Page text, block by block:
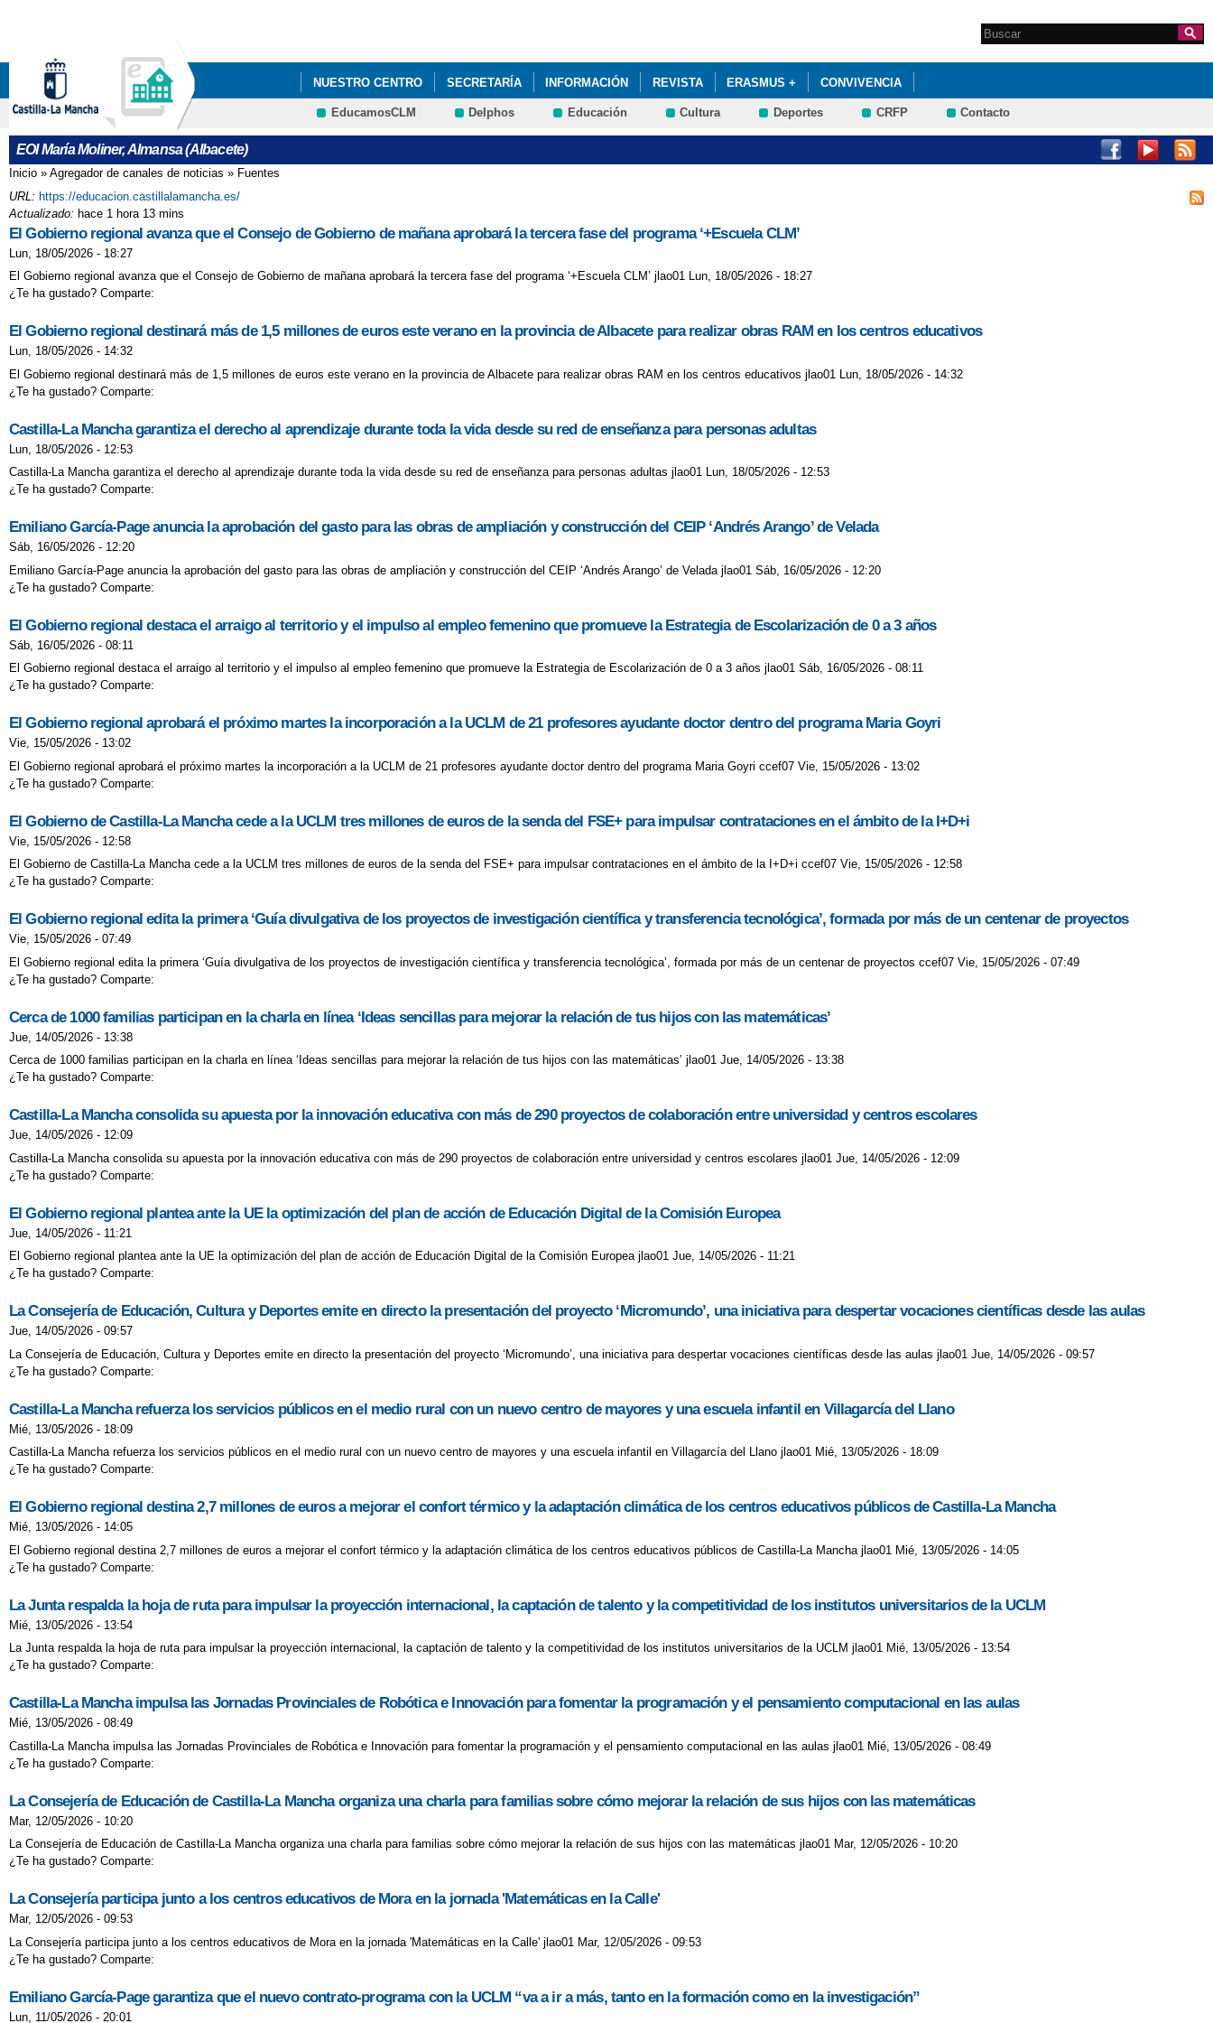
Formulario de
Search this site
NUESTRO CENTRO SECRETARÍA INFORMACIÓN REVISTA ERASMUS + CONVIVENCIA
PROCESO DE ADMISIÓN A LAS ESCUELAS OFICIALES DE IDIOMAS 24-25. SOLICITUDES DEL 26 DE ABRIL AL 10 DE MAYO
EducamosCLM Delphos Educación Cultura Deportes CRFP Contacto
EOI María Moliner, Almansa (Albacete)
Se encuentra usted aquí
Inicio » Agregador de canales de noticias » Fuentes
URL: https://educacion.castillalamancha.es/
Actualizado: hace 1 hora 13 mins
El Gobierno regional avanza que el Consejo de Gobierno de mañana aprobará la tercera fase del programa ‘+Escuela CLM’
Lun, 18/05/2026 - 18:27
El Gobierno regional avanza que el Consejo de Gobierno de mañana aprobará la tercera fase del programa ‘+Escuela CLM’ jlao01 Lun, 18/05/2026 - 18:27
¿Te ha gustado? Comparte:
El Gobierno regional destinará más de 1,5 millones de euros este verano en la provincia de Albacete para realizar obras RAM en los centros educativos
Lun, 18/05/2026 - 14:32
El Gobierno regional destinará más de 1,5 millones de euros este verano en la provincia de Albacete para realizar obras RAM en los centros educativos jlao01 Lun, 18/05/2026 - 14:32
¿Te ha gustado? Comparte:
Castilla-La Mancha garantiza el derecho al aprendizaje durante toda la vida desde su red de enseñanza para personas adultas
Lun, 18/05/2026 - 12:53
Castilla-La Mancha garantiza el derecho al aprendizaje durante toda la vida desde su red de enseñanza para personas adultas jlao01 Lun, 18/05/2026 - 12:53
¿Te ha gustado? Comparte:
Emiliano García-Page anuncia la aprobación del gasto para las obras de ampliación y construcción del CEIP ‘Andrés Arango’ de Velada
Sáb, 16/05/2026 - 12:20
Emiliano García-Page anuncia la aprobación del gasto para las obras de ampliación y construcción del CEIP ‘Andrés Arango’ de Velada jlao01 Sáb, 16/05/2026 - 12:20
¿Te ha gustado? Comparte:
El Gobierno regional destaca el arraigo al territorio y el impulso al empleo femenino que promueve la Estrategia de Escolarización de 0 a 3 años
Sáb, 16/05/2026 - 08:11
El Gobierno regional destaca el arraigo al territorio y el impulso al empleo femenino que promueve la Estrategia de Escolarización de 0 a 3 años jlao01 Sáb, 16/05/2026 - 08:11
¿Te ha gustado? Comparte:
El Gobierno regional aprobará el próximo martes la incorporación a la UCLM de 21 profesores ayudante doctor dentro del programa Maria Goyri
Vie, 15/05/2026 - 13:02
El Gobierno regional aprobará el próximo martes la incorporación a la UCLM de 21 profesores ayudante doctor dentro del programa Maria Goyri ccef07 Vie, 15/05/2026 - 13:02
¿Te ha gustado? Comparte:
El Gobierno de Castilla-La Mancha cede a la UCLM tres millones de euros de la senda del FSE+ para impulsar contrataciones en el ámbito de la I+D+i
Vie, 15/05/2026 - 12:58
El Gobierno de Castilla-La Mancha cede a la UCLM tres millones de euros de la senda del FSE+ para impulsar contrataciones en el ámbito de la I+D+i ccef07 Vie, 15/05/2026 - 12:58
¿Te ha gustado? Comparte:
El Gobierno regional edita la primera ‘Guía divulgativa de los proyectos de investigación científica y transferencia tecnológica’, formada por más de un centenar de proyectos
Vie, 15/05/2026 - 07:49
El Gobierno regional edita la primera ‘Guía divulgativa de los proyectos de investigación científica y transferencia tecnológica’, formada por más de un centenar de proyectos ccef07 Vie, 15/05/2026 - 07:49
¿Te ha gustado? Comparte:
Cerca de 1000 familias participan en la charla en línea ‘Ideas sencillas para mejorar la relación de tus hijos con las matemáticas’
Jue, 14/05/2026 - 13:38
Cerca de 1000 familias participan en la charla en línea ‘Ideas sencillas para mejorar la relación de tus hijos con las matemáticas’ jlao01 Jue, 14/05/2026 - 13:38
¿Te ha gustado? Comparte:
Castilla-La Mancha consolida su apuesta por la innovación educativa con más de 290 proyectos de colaboración entre universidad y centros escolares
Jue, 14/05/2026 - 12:09
Castilla-La Mancha consolida su apuesta por la innovación educativa con más de 290 proyectos de colaboración entre universidad y centros escolares jlao01 Jue, 14/05/2026 - 12:09
¿Te ha gustado? Comparte:
El Gobierno regional plantea ante la UE la optimización del plan de acción de Educación Digital de la Comisión Europea
Jue, 14/05/2026 - 11:21
El Gobierno regional plantea ante la UE la optimización del plan de acción de Educación Digital de la Comisión Europea jlao01 Jue, 14/05/2026 - 11:21
¿Te ha gustado? Comparte:
La Consejería de Educación, Cultura y Deportes emite en directo la presentación del proyecto ‘Micromundo’, una iniciativa para despertar vocaciones científicas desde las aulas
Jue, 14/05/2026 - 09:57
La Consejería de Educación, Cultura y Deportes emite en directo la presentación del proyecto ‘Micromundo’, una iniciativa para despertar vocaciones científicas desde las aulas jlao01 Jue, 14/05/2026 - 09:57
¿Te ha gustado? Comparte:
Castilla-La Mancha refuerza los servicios públicos en el medio rural con un nuevo centro de mayores y una escuela infantil en Villagarcía del Llano
Mié, 13/05/2026 - 18:09
Castilla-La Mancha refuerza los servicios públicos en el medio rural con un nuevo centro de mayores y una escuela infantil en Villagarcía del Llano jlao01 Mié, 13/05/2026 - 18:09
¿Te ha gustado? Comparte:
El Gobierno regional destina 2,7 millones de euros a mejorar el confort térmico y la adaptación climática de los centros educativos públicos de Castilla-La Mancha
Mié, 13/05/2026 - 14:05
El Gobierno regional destina 2,7 millones de euros a mejorar el confort térmico y la adaptación climática de los centros educativos públicos de Castilla-La Mancha jlao01 Mié, 13/05/2026 - 14:05
¿Te ha gustado? Comparte:
La Junta respalda la hoja de ruta para impulsar la proyección internacional, la captación de talento y la competitividad de los institutos universitarios de la UCLM
Mié, 13/05/2026 - 13:54
La Junta respalda la hoja de ruta para impulsar la proyección internacional, la captación de talento y la competitividad de los institutos universitarios de la UCLM jlao01 Mié, 13/05/2026 - 13:54
¿Te ha gustado? Comparte:
Castilla-La Mancha impulsa las Jornadas Provinciales de Robótica e Innovación para fomentar la programación y el pensamiento computacional en las aulas
Mié, 13/05/2026 - 08:49
Castilla-La Mancha impulsa las Jornadas Provinciales de Robótica e Innovación para fomentar la programación y el pensamiento computacional en las aulas jlao01 Mié, 13/05/2026 - 08:49
¿Te ha gustado? Comparte:
La Consejería de Educación de Castilla-La Mancha organiza una charla para familias sobre cómo mejorar la relación de sus hijos con las matemáticas
Mar, 12/05/2026 - 10:20
La Consejería de Educación de Castilla-La Mancha organiza una charla para familias sobre cómo mejorar la relación de sus hijos con las matemáticas jlao01 Mar, 12/05/2026 - 10:20
¿Te ha gustado? Comparte:
La Consejería participa junto a los centros educativos de Mora en la jornada 'Matemáticas en la Calle'
Mar, 12/05/2026 - 09:53
La Consejería participa junto a los centros educativos de Mora en la jornada 'Matemáticas en la Calle' jlao01 Mar, 12/05/2026 - 09:53
¿Te ha gustado? Comparte:
Emiliano García-Page garantiza que el nuevo contrato-programa con la UCLM “va a ir a más, tanto en la formación como en la investigación”
Lun, 11/05/2026 - 20:01